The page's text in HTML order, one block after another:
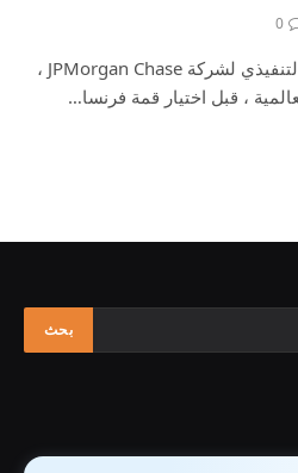
0
يقوم جيمي ديمون ، الرئيس التنفيذي لشركة JPMorgan Chase ،
، قبل اختيار قمة فرنسا…